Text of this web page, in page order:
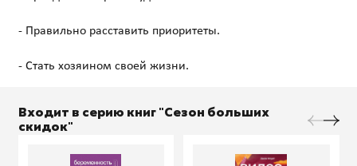
- Правильно расставить приоритеты.
Входит в серию книг "Сезон больших
скидок"